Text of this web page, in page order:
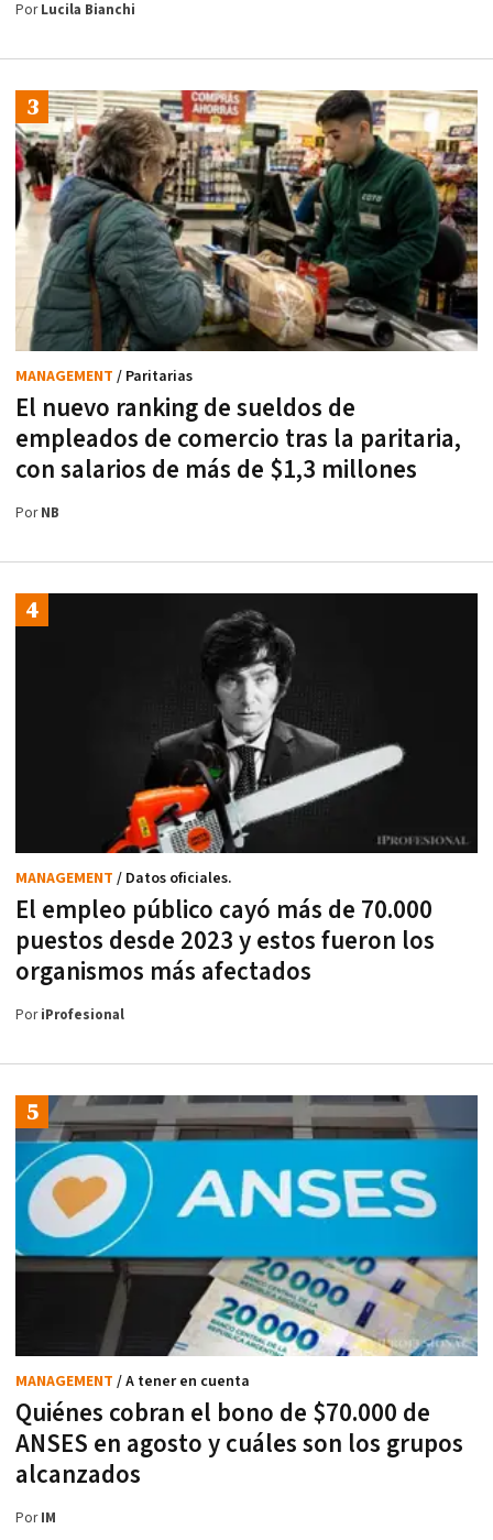
PorLucila Bianchi
El nuevo ranking de sueldos de
empleados de comercio tras la paritaria,
con salarios de más de $1,3 millones
MANAGEMENT / Paritarias
PorNB
El empleo público cayó más de 70.000
puestos desde 2023 y estos fueron los
organismos más afectados
MANAGEMENT / Datos oficiales.
PoriProfesional
Quiénes cobran el bono de $70.000 de
ANSES en agosto y cuáles son los grupos
alcanzados
MANAGEMENT / A tener en cuenta
PorIM